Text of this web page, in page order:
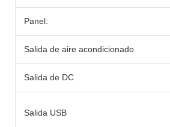
Panel:
Salida de aire acondicionado
Salida de DC
Salida USB